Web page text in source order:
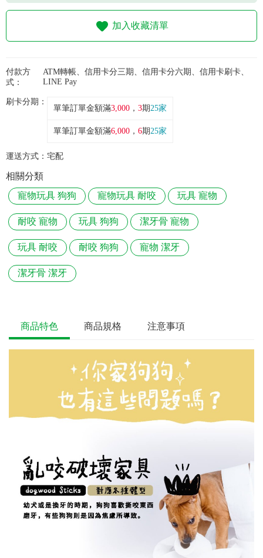
加入收藏清單
付款方
式：
ATM轉帳、信用卡分三期、信用卡分六期、信用卡刷卡、
LINE Pay
刷卡分期：
單筆訂單金額滿3,000 ， 3期25家
單筆訂單金額滿6,000 ， 6期25家
運送方式： 宅配
相關分類
寵物玩具 狗狗
寵物玩具 耐咬 玩具 寵物
耐咬 寵物 玩具 狗狗 潔牙骨 寵物
玩具 耐咬 耐咬 狗狗 寵物 潔牙
潔牙骨 潔牙
商品特色 商品規格 注意事項